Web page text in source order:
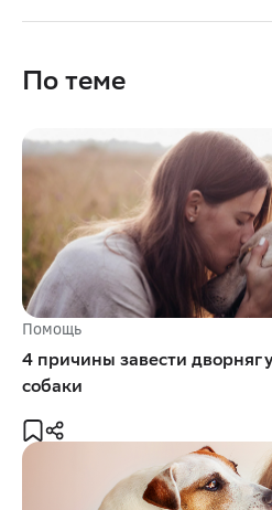
По теме
Помощь
4 причины завести
собаки